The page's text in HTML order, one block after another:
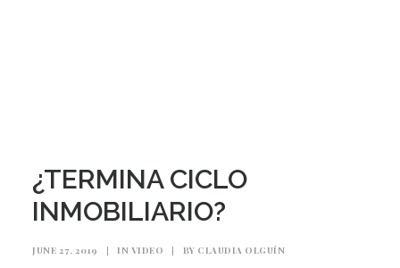
¿TERMINA CICLO
INMOBILIARIO?
JUNE 27, 2019 | IN VIDEO | BY CLAUDIA OLGUÍN